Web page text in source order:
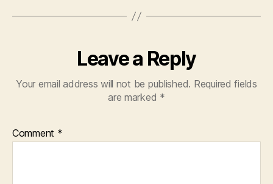
Leave a Reply
Your email address will not be published. Required fields
are marked *
Comment *